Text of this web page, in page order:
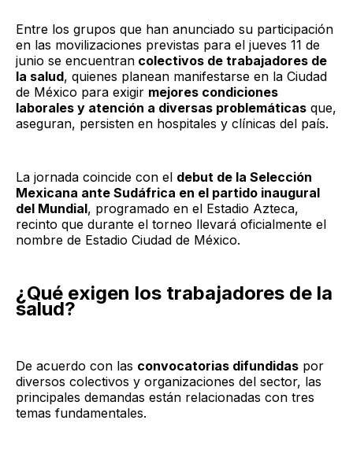
Entre los grupos que han anunciado su participación
en las movilizaciones previstas para el jueves 11 de
junio se encuentran colectivos de trabajadores de
la salud, quienes planean manifestarse en la Ciudad
de México para exigir mejores condiciones
laborales y atención a diversas problemáticas que,
aseguran, persisten en hospitales y clínicas del país.
La jornada coincide con el debut de la Selección
Mexicana ante Sudáfrica en el partido inaugural
del Mundial, programado en el Estadio Azteca,
recinto que durante el torneo llevará oficialmente el
nombre de Estadio Ciudad de México.
¿Qué exigen los trabajadores de la
salud?
De acuerdo con las convocatorias difundidas por
diversos colectivos y organizaciones del sector, las
principales demandas están relacionadas con tres
temas fundamentales.